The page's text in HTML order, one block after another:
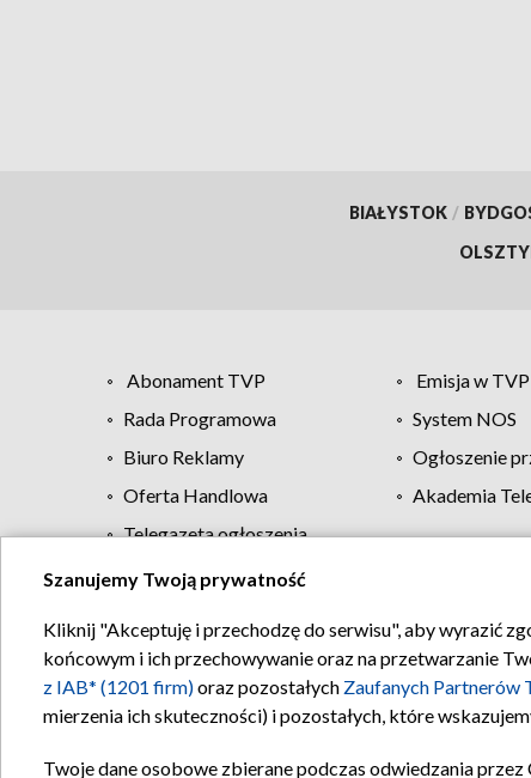
BIAŁYSTOK /
Abonament TVP Emisja w TVP
Rada Programowa
System NOS
Biuro Reklamy
Ogłoszenie
Oferta Handlowa
Akademia
Telegazeta ogłoszenia
Regulamin TVP
Szanujemy Twoją prywatność
Kliknij "Akceptuję i przechodzę do serwisu", aby wyrazić
końcowym i ich przechowywanie oraz na przetwarzanie
z IAB* (1201 firm)oraz pozostałych Zaufanych Partnerów
mierzenia ich skuteczności) i pozostałych, które
Twoje dane osobowe zbierane podczas odwiedzania przez